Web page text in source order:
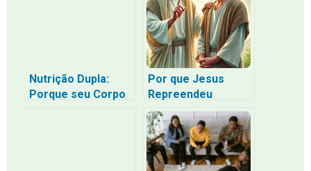
o Retorno ao
Serviço de Deus
Nutrição Dupla:
Porque seu Corpo
Por que Jesus
Repreendeu
Pedro? O Que Ele
Fez de Errado?